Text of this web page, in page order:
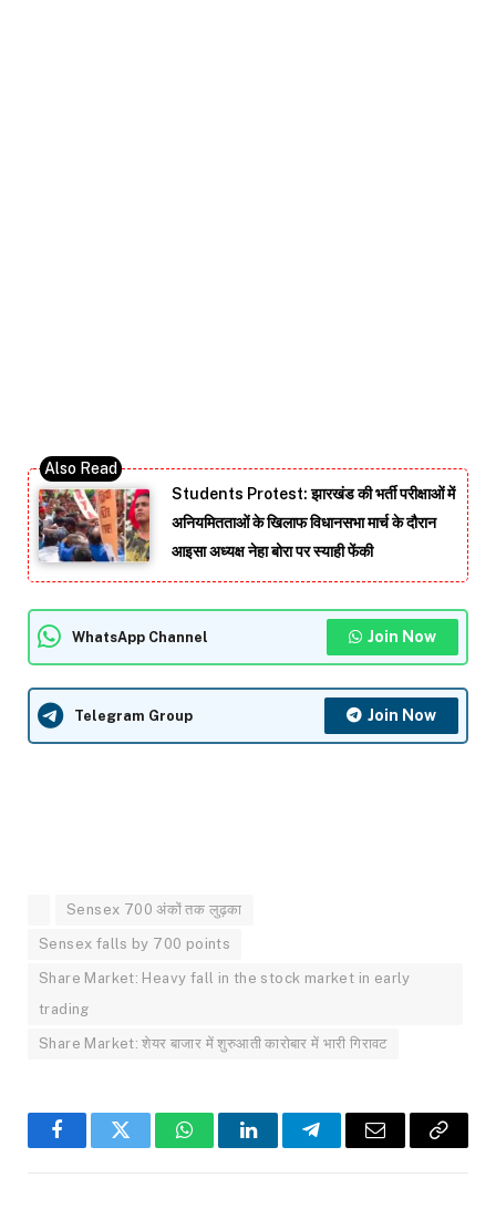
Students Protest: झारखंड की भर्ती परीक्षाओं में
अनियमितताओं के खिलाफ विधानसभा मार्च के दौरान
आइसा अध्यक्ष नेहा बोरा पर स्याही फेंकी
WhatsApp Channel Join Now
Telegram Group Join Now
Sensex 700 अंकों तक लुढ़का
Sensex falls by 700 points
Share Market: Heavy fall in the stock market in early
trading
Share Market: शेयर बाजार में शुरुआती कारोबार में भारी गिरावट
FacebookTwitter WhatsAppLinkedInTelegramEmail
Copy